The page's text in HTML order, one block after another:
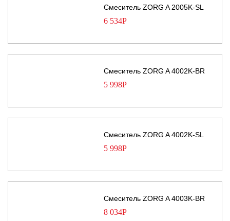
Смеситель ZORG A 2005K-SL
6 534Р
Смеситель ZORG A 4002K-BR
5 998Р
Смеситель ZORG A 4002K-SL
5 998Р
Смеситель ZORG A 4003K-BR
8 034Р